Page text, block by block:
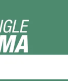
posible.